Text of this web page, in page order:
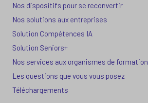
Nos dispositifs pour se reconvertir
Nos solutions aux entreprises
Solution Compétences IA
Solution Seniors+
Nos services aux organismes de formation
Les questions que vous vous posez
Téléchargements